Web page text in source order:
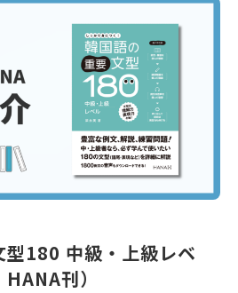
型180 中級・上級レベ
刊）